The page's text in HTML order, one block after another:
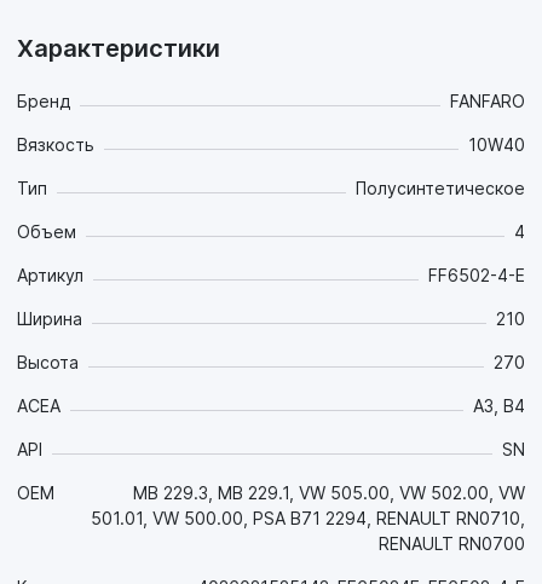
Характеристики
Бренд FANFARO
Вязкость 10W40
Тип Полусинтетическое
Объем 4
Артикул FF6502-4-E
Ширина 210
Высота 270
ACEA A3, B4
API SN
OEM
MB 229.3, MB 229.1, VW 505.00, VW 502.00, VW
501.01, VW 500.00, PSA B71 2294, RENAULT RN0710,
RENAULT RN0700